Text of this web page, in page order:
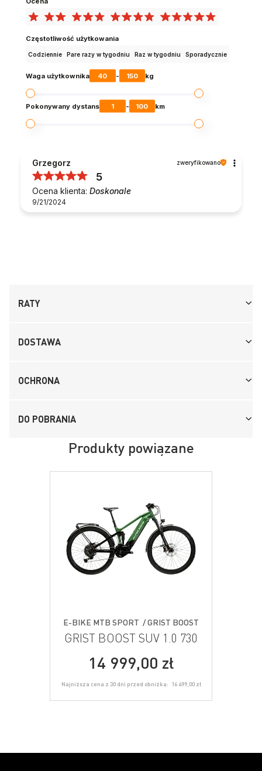
Częstotliwość użytkowania
Codziennie Pare razy w tygodniu Raz w tygodniu Sporadycznie
Waga użytkownika 40 - 150 kg
Pokonywany dystans 1 - 100 km
Grzegorz zweryfikowano
5
Ocena klienta: Doskonale
9/21/2024
RATY
DOSTAWA
OCHRONA
DO POBRANIA
Produkty powiązane
E-BIKE MTB SPORT / GRIST BOOST
GRIST BOOST SUV 1.0 730
14 999,00 zł
Najniższa cena z 30 dni przed obniżką: 16 499,00 zł